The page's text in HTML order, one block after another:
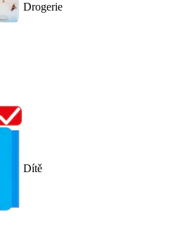
Drogerie
Dítě